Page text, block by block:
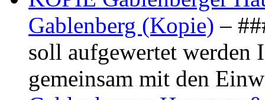
Gablenberg (Kopie) –
soll aufgewertet werden
gemeinsam mit den